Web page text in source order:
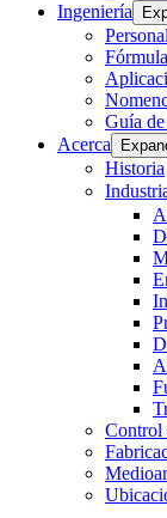
Ingeniería
Guía
Acerca
Historia
Control